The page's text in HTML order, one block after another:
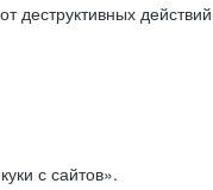
с сайтов».